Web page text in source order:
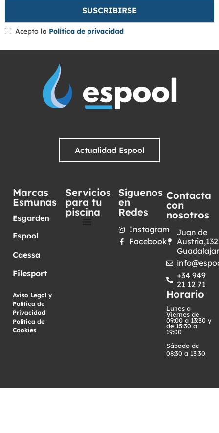
Acepto la Política de privacidad
Actualidad Espool
Marcas
Esmunas
Esgarden
Espool
Caessa
Filesport
Aviso Legal y
Política de
Privacidad
Política de
Cookies
Servicios
para tu
piscina
Síguenos
en
Redes
Instagram
Facebook
Contacta
con
nosotros
Juan de
+34 949
21 12 71
Horario
Lunes a
Viernes de
09:00 a 13:30 y
de 15:30 a
19:00
Sábado de
08:30 a 13:30